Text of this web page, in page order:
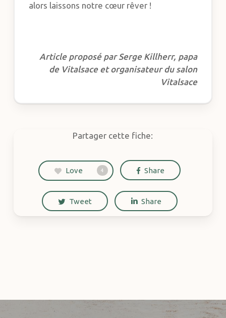
alors laissons notre cœur rêver !
Article proposé par Serge Killherr, papa
de Vitalsace et organisateur du salon
Vitalsace
Partager cette fiche:
Love 4 Share
Tweet Share